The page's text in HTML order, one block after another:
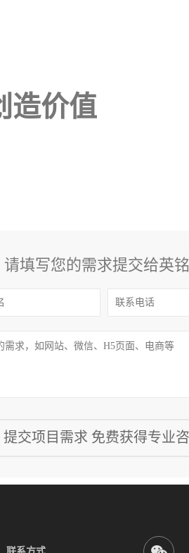
造价值
请填写您的需求提交给英铭